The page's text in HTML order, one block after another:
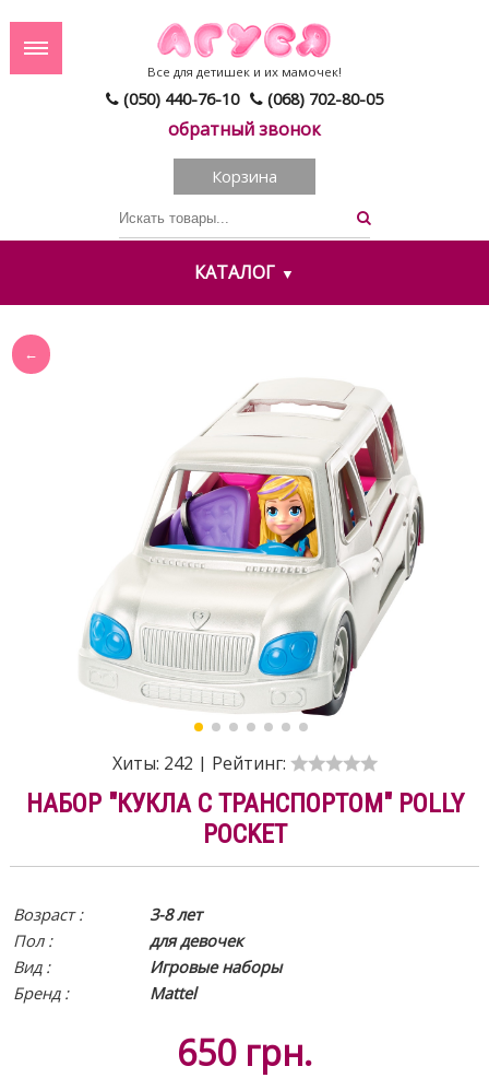
(050) 440-76-10 (068) 702-80-05
обратный звонок
Все для детишек и их мамочек!
Корзина
КАТАЛОГ
Хиты: 242 | Рейтинг:
НАБОР "КУКЛА С ТРАНСПОРТОМ" POLLY
POCKET
Возраст :
3-8 лет
Пол :
для девочек
Вид :
Игровые наборы
Бренд :
Mattel
650 грн.